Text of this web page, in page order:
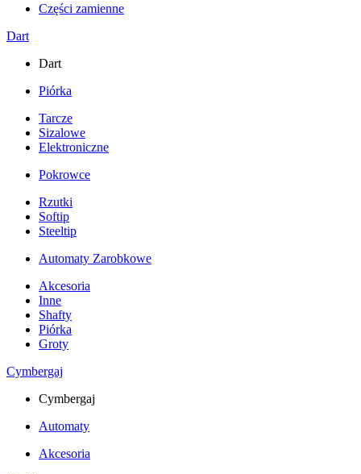
Części zamienne
Dart
Dart
Piórka
Tarcze
Sizalowe
Elektroniczne
Pokrowce
Rzutki
Softip
Steeltip
Automaty Zarobkowe
Akcesoria
Inne
Shafty
Piórka
Groty
Cymbergaj
Cymbergaj
Automaty
Akcesoria